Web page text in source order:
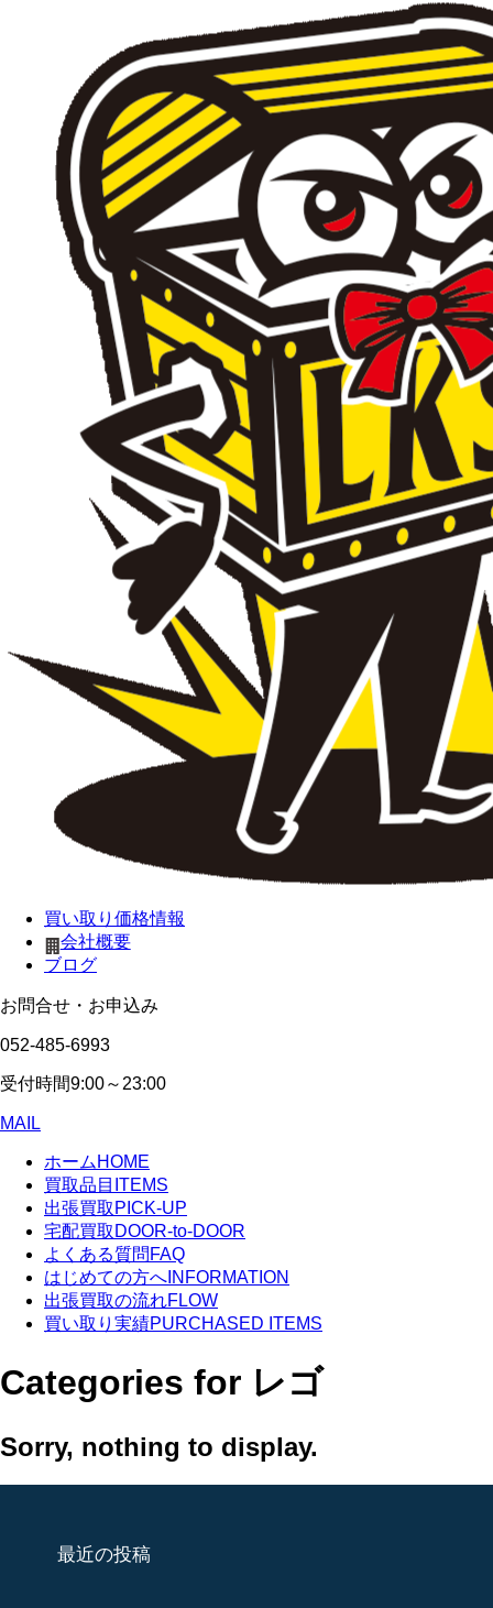
買い取り価格情報
会社概要
ブログ
お問合せ・お申込み
052-485-6993
受付時間9:00～23:00
MAIL
ホーム HOME
買取品目 ITEMS
出張買取 PICK-UP
宅配買取 DOOR-to-DOOR
よくある質問 FAQ
はじめての方へ INFORMATION
出張買取の流れFLOW
買い取り実績PURCHASED ITEMS
Categories for レゴ
Sorry, nothing to display.
最近の投稿